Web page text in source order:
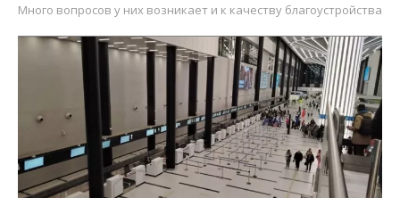
Много вопросов у них возникает и к качеству благоустройства